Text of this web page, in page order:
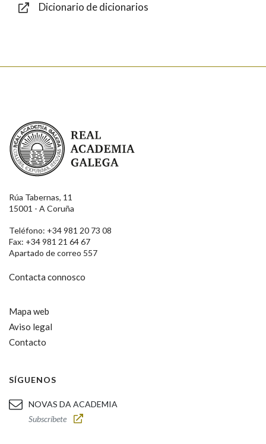
Dicionario de dicionarios
Real Academia Galega
Rúa Tabernas, 11
15001 - A Coruña
Teléfono: +34 981 20 73 08
Fax: +34 981 21 64 67
Apartado de correo 557
Contacta connosco
Mapa web
Aviso legal
Contacto
SÍGUENOS
NOVAS DA ACADEMIA
Subscríbete